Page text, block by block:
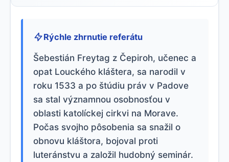
Rýchle zhrnutie referátu
Šebestián Freytag z Čepiroh, učenec a
opat Louckého kláštera, sa narodil v
roku 1533 a po štúdiu práv v Padove
sa stal významnou osobnosťou v
oblasti katolíckej cirkvi na Morave.
Počas svojho pôsobenia sa snažil o
obnovu kláštora, bojoval proti
luteránstvu a založil hudobný seminár.